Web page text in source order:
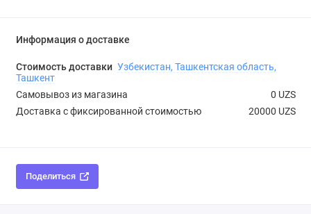
Информация о доставке
Стоимость доставки Узбекистан, Ташкентская область,
Ташкент
Самовывоз из магазина
0 UZS
Доставка с фиксированной стоимостью
20000 UZS
Поделиться